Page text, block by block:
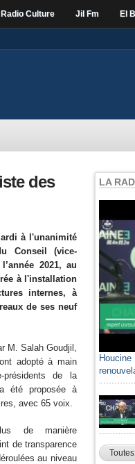
Radio Culture Jil Fm El
des
à l'unanimité
Conseil (vice-
2021, au
à l'installation
internes, à
de ses neuf
M. Salah Goudjil,
adopté à main
de la
été proposée à
avec 65 voix.
de manière
de transparence
au niveau
LA